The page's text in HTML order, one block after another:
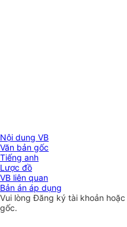
Nội dung VB
Văn bản gốc
Tiếng anh
Lược đồ
VB liên quan
Bản án áp dụng
Vui lòngĐăng ký tài khoản hoặc
gốc.